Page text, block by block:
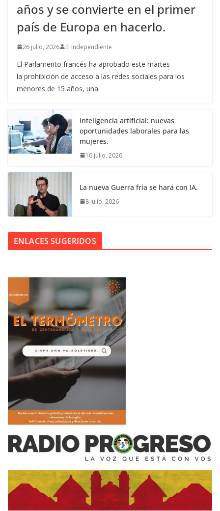
años y se convierte en el primer
país de Europa en hacerlo.
26 julio, 2026 El Independiente
El Parlamento francés ha aprobado este martes
la prohibición de acceso a las redes sociales para los
menores de 15 años, una
Inteligencia artificial: nuevas
oportunidades laborales para las
mujeres.
16 julio, 2026
La nueva Guerra fría se hará con IA.
8 julio, 2026
ENLACES SUGERIDOS